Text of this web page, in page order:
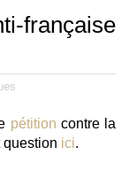
française
pétition contre la
ici.